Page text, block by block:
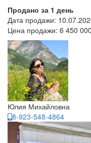
Продано за 1 день
Дата продажи:
Цена продажи: 6 450
Юлия Михайловна
8-923-548-4864